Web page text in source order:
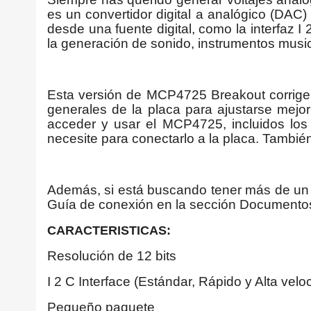
es un convertidor digital a analógico
desde una fuente digital, como la interfaz I
la generación de sonido, instrumentos
Esta versión de MCP4725 Breakout
generales de la placa para ajustarse
acceder y usar el MCP4725, incluidos
necesite para conectarlo a la placa.
Además, si está buscando tener más de
Guía de conexión en la sección
CARACTERISTICAS:
Resolución de 12 bits
I 2 C Interface (Estándar, Rápido y Alta
Pequeño paquete